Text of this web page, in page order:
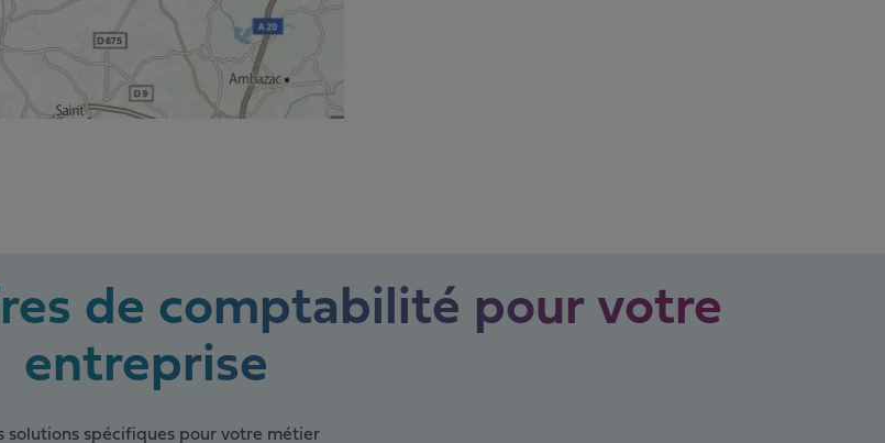
de comptabilité pour votre
entreprise
solutions spécifiques pour votre métier